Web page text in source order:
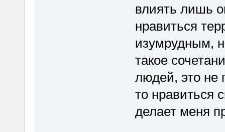
влиять лишь
нравиться
изумрудным,
такое
людей, это не
то нравиться
делает меня